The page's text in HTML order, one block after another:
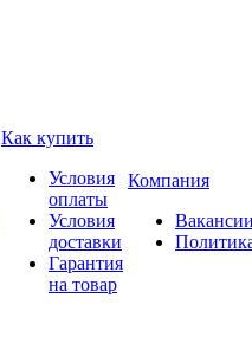
Как купить
Условия
оплаты
Условия
доставки
Гарантия
на товар
Компания